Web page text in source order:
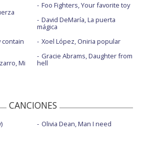
contain
Mi
Foo Fighters, Your favorite toy
David DeMaría, La puerta
mágica
Xoel López, Oniria popular
Gracie Abrams, Daughter from
hell
CANCIONES
Olivia Dean, Man I need